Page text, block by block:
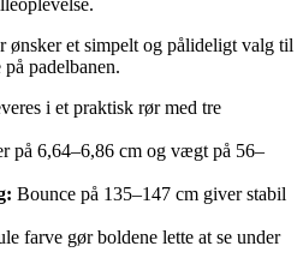
ønsker et simpelt og pålideligt valg til
padelbanen.
i et praktisk rør med tre
på 6,64–6,86 cm og vægt på 56–
Bounce på 135–147 cm giver stabil
farve gør boldene lette at se under